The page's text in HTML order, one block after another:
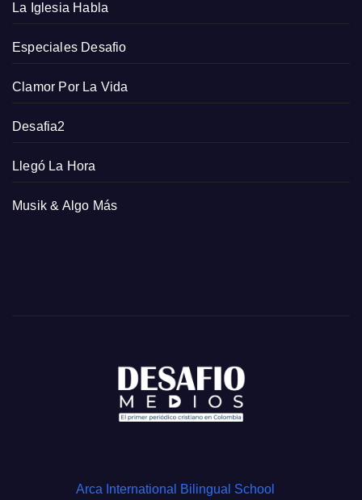
La Iglesia Habla
Especiales Desafio
Clamor Por La Vida
Desafia2
Llegó La Hora
Musik & Algo Más
Arca International Bilingual School